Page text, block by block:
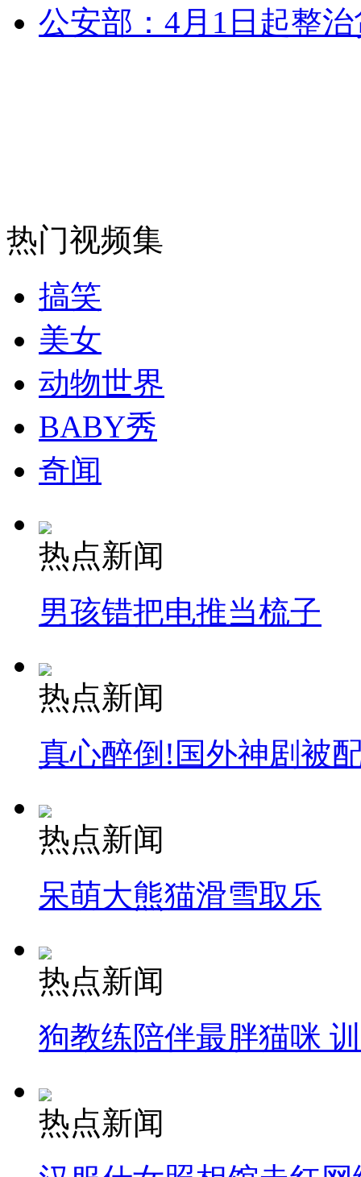
走！跟着总书记去植树
消防员救轻生者
纽约上演“枕头大战”
司机酒驾遇交警 急速倒车逃窜
公安部：4月1日起整
热门视频集
搞笑
美女
动物世界
BABY秀
奇闻
热点新闻
男孩错把电推当梳子
热点新闻
真心醉倒!国外神剧被
热点新闻
呆萌大熊猫滑雪取乐
热点新闻
狗教练陪伴最胖猫咪
热点新闻